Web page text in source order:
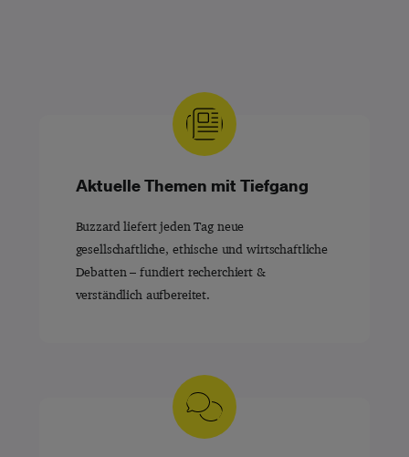
Aktuelle Themen mit Tiefgang
Buzzard liefert jeden Tag neue
gesellschaftliche, ethische und wirtschaftliche
Debatten – fundiert recherchiert &
verständlich aufbereitet.